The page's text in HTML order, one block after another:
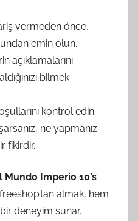
vermeden önce,
emin olun.
açıklamalarını
bilmek
kontrol edin.
ne yapmanız
fikirdir.
Mundo Imperio 10’s
almak, hem
deneyim sunar.